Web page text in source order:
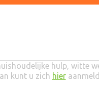
hulp, witte
kunt u zich hier